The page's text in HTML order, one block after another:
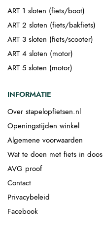
ART 1 sloten (fiets/boot)
ART 2 sloten (fiets/bakfiets)
ART 3 sloten (fiets/scooter)
ART 4 sloten (motor)
ART 5 sloten (motor)
INFORMATIE
Over stapelopfietsen.nl
Openingstijden winkel
Algemene voorwaarden
Wat te doen met fiets in doos
AVG proof
Contact
Privacybeleid
Facebook